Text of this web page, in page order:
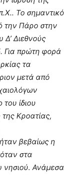
Το σημαντικό
την Πάρο στην
Δ’ Διεθνούς
Για πρώτη φορά
τα
μετά από
του ίδιου
Κροατίας,
βεβαίως η
στα
νησιού. Ανάμεσα